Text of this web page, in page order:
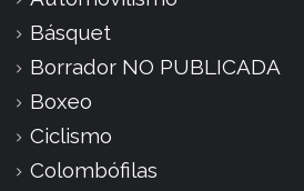
Básquet
Borrador NO PUBLICADA
Boxeo
Ciclismo
Colombófilas